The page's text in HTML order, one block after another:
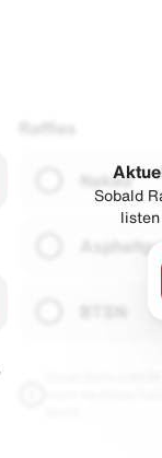
Raffles
Naked
Sobald